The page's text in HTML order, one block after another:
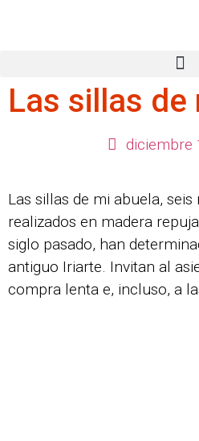
Las sillas de
diciembre
Las sillas de mi abuela, seis
realizados en madera
siglo pasado, han
antiguo Iriarte. Invitan al
compra lenta e, incluso, a